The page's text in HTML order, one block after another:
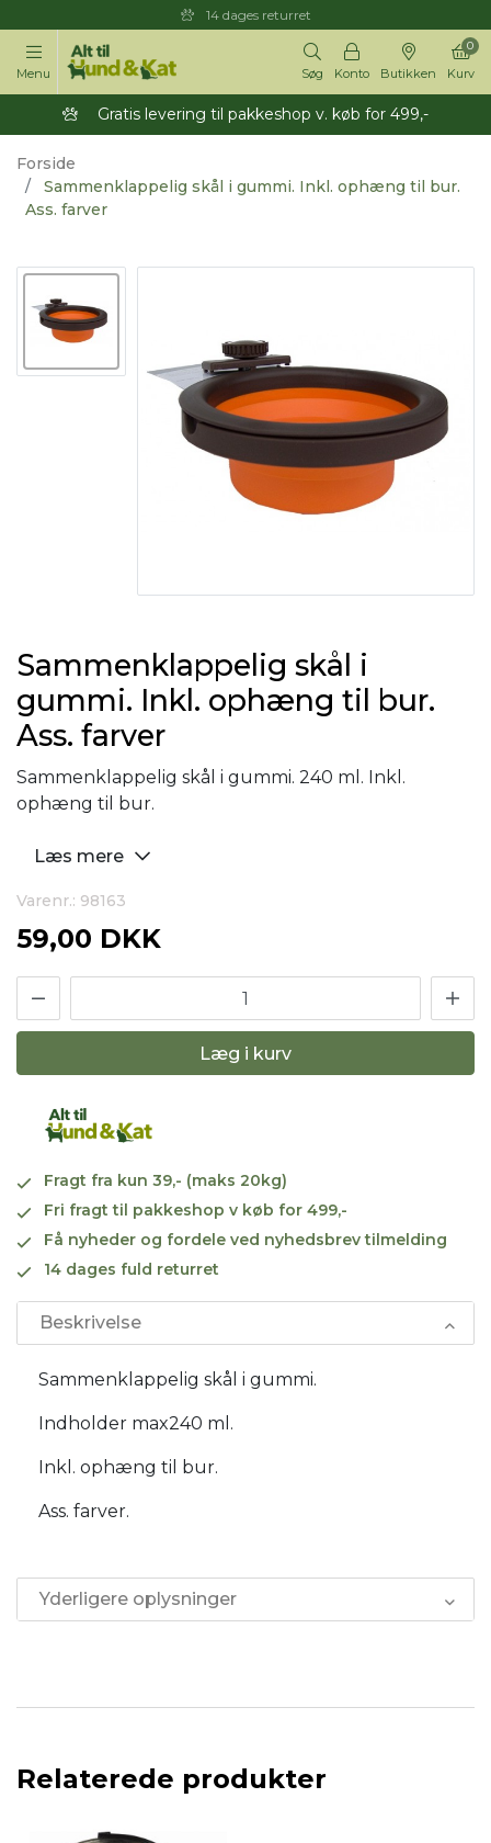
14 dages returret
Menu Søg Konto Butikken Kurv
0
Gratis levering til pakkeshop v. køb for 499,-
Forside
Sammenklappelig skål i gummi. Inkl. ophæng til bur.
Ass. farver
Sammenklappelig skål i
gummi. Inkl. ophæng til bur.
Ass. farver
Sammenklappelig skål i gummi. 240 ml. Inkl.
ophæng til bur.
Læs mere
Varenr.: 98163
59,00 DKK
Læg i kurv
Fragt fra kun 39,- (maks 20kg)
Fri fragt til pakkeshop v køb for 499,-
Få nyheder og fordele ved nyhedsbrev tilmelding
14 dages fuld returret
Beskrivelse
Sammenklappelig skål i gummi.
Indholder max240 ml.
Inkl. ophæng til bur.
Ass. farver.
Yderligere oplysninger
Relaterede produkter